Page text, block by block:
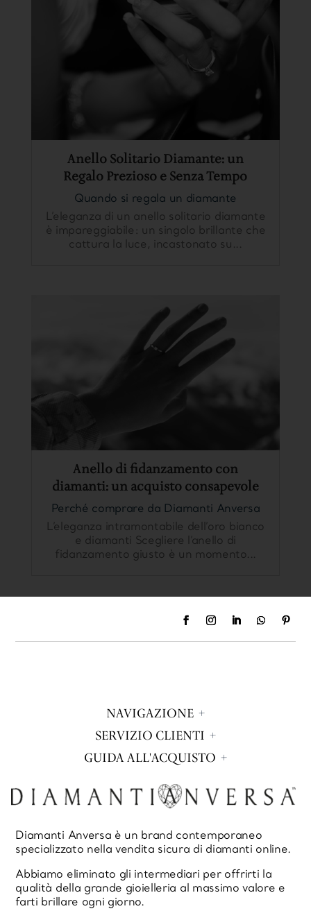
Anello Solitario Diamante: un
Regalo Prezioso e Senza Tempo
Quando si regala un diamante
L’eleganza di un anello solitario diamante
è impareggiabile: un singolo brillante che
cattura la luce, incastonato su...
Anello di fidanzamento con
diamanti: un acquisto consapevole
Perché comprare da Diamanti Anversa
L’eleganza intramontabile dell’oro bianco
e diamanti Scegliere l’anello di
fidanzamento giusto è un momento...
NAVIGAZIONE
SERVIZIO CLIENTI
GUIDA ALL'ACQUISTO
Diamanti Anversa è un brand contemporaneo
specializzato nella vendita sicura di diamanti online.
Abbiamo eliminato gli intermediari per offrirti la
qualità della grande gioielleria al massimo valore e
farti brillare ogni giorno.